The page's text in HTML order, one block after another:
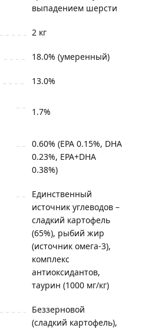
выпадением шерсти
2 кг
18.0% (умеренный)
13.0%
1.7%
0.60% (EPA 0.15%, DHA
0.23%, EPA+DHA
0.38%)
Единственный
источник углеводов –
сладкий картофель
(65%), рыбий жир
(источник омега-3),
комплекс
антиоксидантов,
таурин (1000 мг/кг)
Беззерновой
(сладкий картофель),